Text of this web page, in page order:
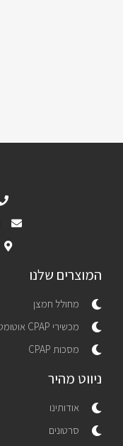
המוצרים שלנו
מחולל חמצן
מכשירי CPAP אוטומטיים
מסכות CPAP
ניווט מהיר
אודותינו
סרטונים